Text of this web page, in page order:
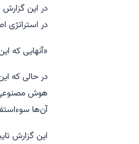
در این
در
«آنهایی که
در حالی که
هوش مصنوعی
آن‌ها
این گزارش